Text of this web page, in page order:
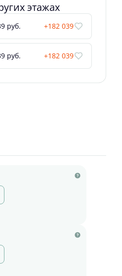
этажах
руб. +182 039
руб. +182 039